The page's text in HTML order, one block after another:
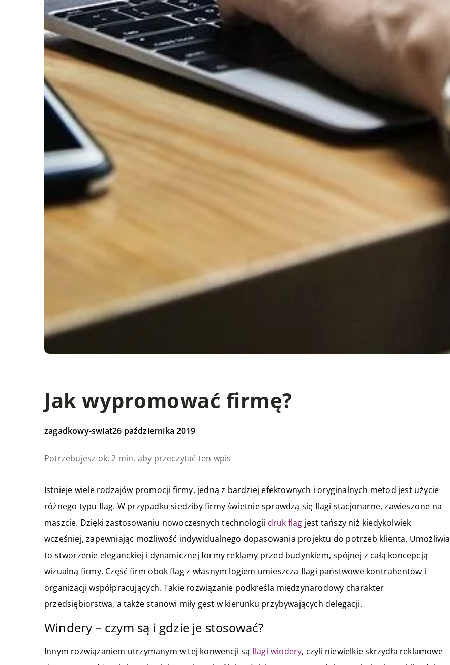
Jak wypromować firmę?
zagadkowy-swiat26 października 2019
Potrzebujesz ok. 2 min. aby przeczytać ten wpis
Istnieje wiele rodzajów promocji firmy, jedną z bardziej efektownych i oryginalnych metod jest użycie
różnego typu flag. W przypadku siedziby firmy świetnie sprawdzą się flagi stacjonarne, zawieszone na
maszcie. Dzięki zastosowaniu nowoczesnych technologii druk flag jest tańszy niż kiedykolwiek
wcześniej, zapewniając możliwość indywidualnego dopasowania projektu do potrzeb klienta. Umożliwia
to stworzenie eleganckiej i dynamicznej formy reklamy przed budynkiem, spójnej z całą koncepcją
wizualną firmy. Część firm obok flag z własnym logiem umieszcza flagi państwowe kontrahentów i
organizacji współpracujących. Takie rozwiązanie podkreśla międzynarodowy charakter
przedsiębiorstwa, a także stanowi miły gest w kierunku przybywających delegacji.
Windery – czym są i gdzie je stosować?
Innym rozwiązaniem utrzymanym w tej konwencji są flagi windery, czyli niewielkie skrzydła reklamowe